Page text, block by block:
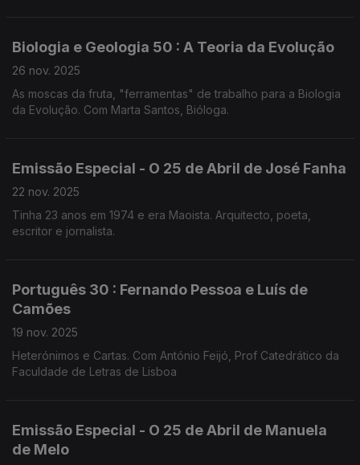
Biologia e Geologia 50 : A Teoria da Evolução
26 nov. 2025
As moscas da fruta, "ferramentas" de trabalho para a Biologia
da Evolução. Com Marta Santos, Bióloga.
Emissão Especial - O 25 de Abril de José Fanha
22 nov. 2025
Tinha 23 anos em 1974 e era Maoista. Arquitecto, poeta,
escritor e jornalista.
Português 30 : Fernando Pessoa e Luís de
Camões
19 nov. 2025
Heterónimos e Cartas. Com António Feijó, Prof Catedrático da
Faculdade de Letras de Lisboa
Emissão Especial - O 25 de Abril de Manuela
de Melo